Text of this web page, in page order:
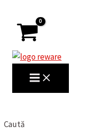
content
MAIN
MENU
Caută